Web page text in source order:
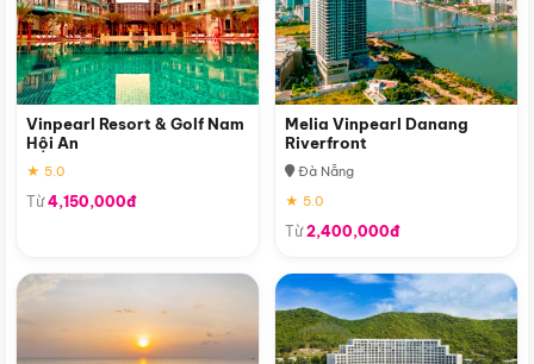
Vinpearl Resort & Golf Nam
Hội An
★ 5.0
Từ4,150,000đ
Melia Vinpearl Danang
Riverfront
Đà Nẵng
★ 5.0
Từ2,400,000đ